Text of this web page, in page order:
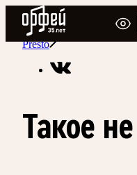
Радио Орфей
Радио классической
Presto
Такое